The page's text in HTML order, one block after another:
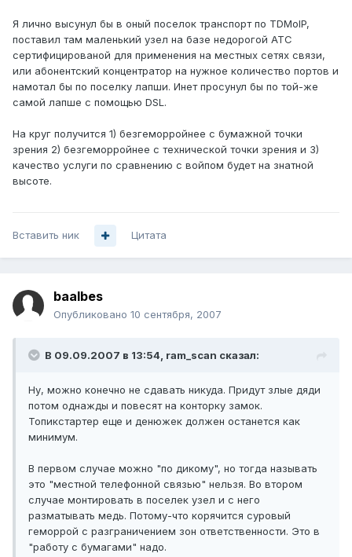
Я лично высунул бы в оный поселок транспорт по TDMoIP,
поставил там маленький узел на базе недорогой АТС
сертифицированой для применения на местных сетях связи,
или абонентский концентратор на нужное количество портов и
намотал бы по поселку лапши. Инет просунул бы по той-же
самой лапше с помощью DSL.
На круг получится 1) безгеморройнее с бумажной точки
зрения 2) безгеморройнее с технической точки зрения и 3)
качество услуги по сравнению с войпом будет на знатной
высоте.
Вставить ник Цитата
baalbes
Опубликовано 10 сентября, 2007
В 09.09.2007 в 13:54, ram_scan сказал:
Ну, можно конечно не сдавать никуда. Придут злые дяди
потом однажды и повесят на конторку замок.
Топикстартер еще и денюжек должен останется как
минимум.
В первом случае можно "по дикому", но тогда называть
это "местной телефонной связью" нельзя. Во втором
случае монтировать в поселек узел и с него
разматывать медь. Потому-что корячится суровый
геморрой с разграничением зон ответственности. Это в
"работу с бумагами" надо.